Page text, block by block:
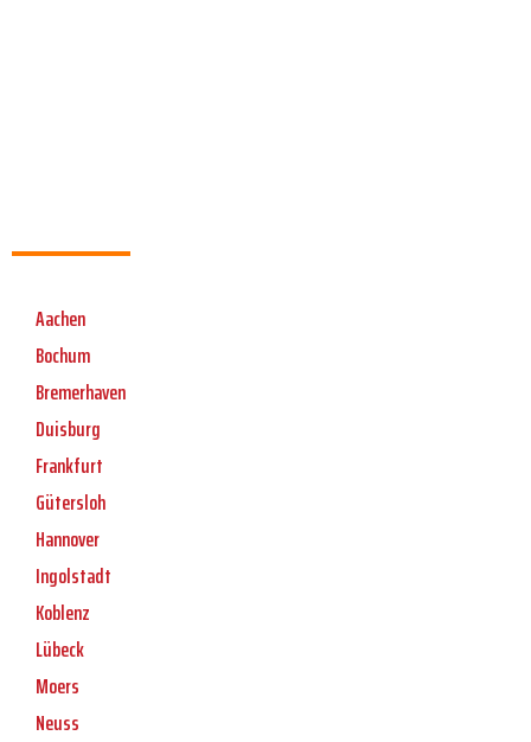
Aachen
Bochum
Bremerhaven
Duisburg
Frankfurt
Gütersloh
Hannover
Ingolstadt
Koblenz
Lübeck
Moers
Neuss